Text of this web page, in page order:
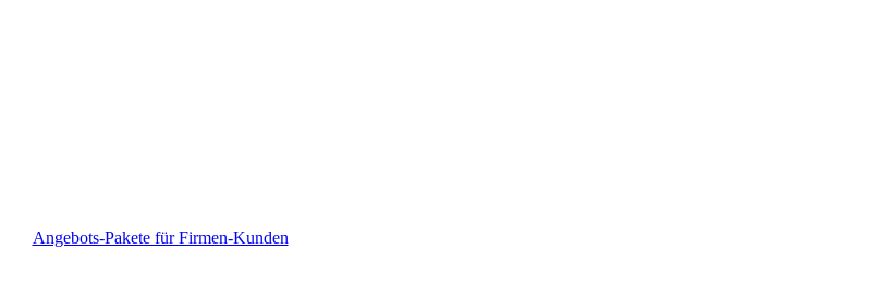
Angebots-Pakete für Firmen-Kunden